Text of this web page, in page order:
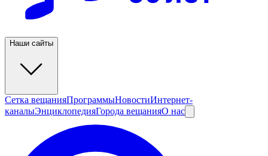
Наши сайты
Сетка вещанияПрограммыНовостиИнтернет-
каналыЭнциклопедияГорода вещанияО нас